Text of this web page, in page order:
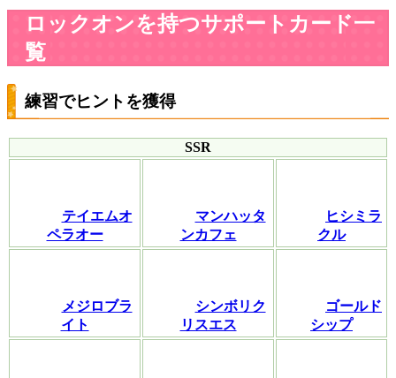
ロックオンを持つサポートカード一
覧
練習でヒントを獲得
SSR
テイエムオ
ペラオー
マンハッタ
ンカフェ
ヒシミラ
クル
メジロブラ
イト
シンボリク
リスエス
ゴールド
シップ